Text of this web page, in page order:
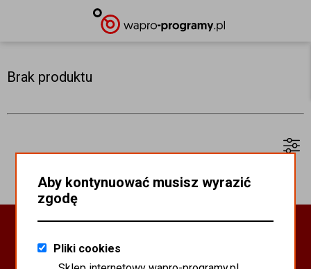
Brak produktu
PROGRAMY WAPRO ERP
Aby kontynuować musisz wyrazić
zgodę
Pliki cookies